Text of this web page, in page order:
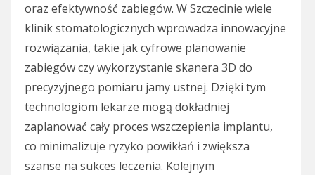
oraz efektywność zabiegów. W Szczecinie wiele
klinik stomatologicznych wprowadza innowacyjne
rozwiązania, takie jak cyfrowe planowanie
zabiegów czy wykorzystanie skanera 3D do
precyzyjnego pomiaru jamy ustnej. Dzięki tym
technologiom lekarze mogą dokładniej
zaplanować cały proces wszczepienia implantu,
co minimalizuje ryzyko powikłań i zwiększa
szanse na sukces leczenia. Kolejnym